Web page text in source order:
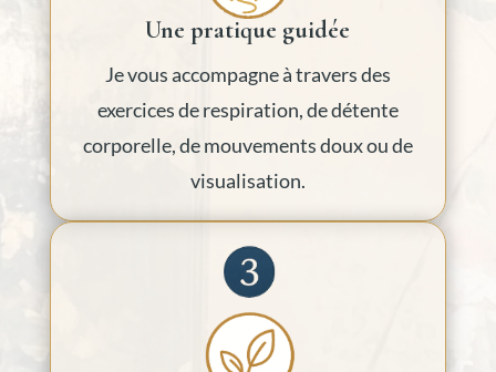
Une pratique guidée
Je vous accompagne à travers des
exercices de respiration, de détente
corporelle, de mouvements doux ou de
visualisation.